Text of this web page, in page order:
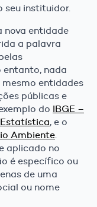
seu instituidor.
nova entidade
a palavra
entanto, nada
mesmo entidades
públicas e
do IBGE –
, e o
Ambiente.
aplicado no
é específico ou
de uma
ou nome